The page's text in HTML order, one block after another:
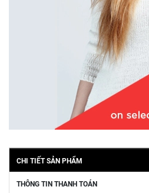
CHI TIẾT SẢN PHẨM
THÔNG TIN THANH TOÁN